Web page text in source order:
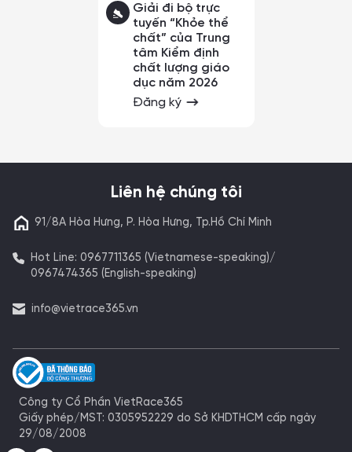
Giải đi bộ trực
tuyến “Khỏe thể
chất” của Trung
tâm Kiểm định
chất lượng giáo
dục năm 2026
Đăng ký
Liên hệ chúng tôi
91/8A Hòa Hưng, P. Hòa Hưng, Tp.Hồ Chí Minh
Hot Line: 0967711365 (Vietnamese-speaking)/
0967474365 (English-speaking)
info@vietrace365.vn
Công ty Cổ Phần VietRace365
Giấy phép/MST: 0305952229 do Sở KHDTHCM cấp ngày
29/08/2008